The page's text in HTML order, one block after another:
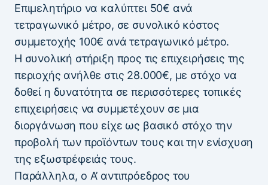
Επιμελητήριο να καλύπτει 50€ ανά
τετραγωνικό μέτρο, σε συνολικό κόστος
συμμετοχής 100€ ανά τετραγωνικό μέτρο.
Η συνολική στήριξη προς τις επιχειρήσεις της
περιοχής ανήλθε στις 28.000€, με στόχο να
δοθεί η δυνατότητα σε περισσότερες τοπικές
επιχειρήσεις να συμμετέχουν σε μια
διοργάνωση που είχε ως βασικό στόχο την
προβολή των προϊόντων τους και την ενίσχυση
της εξωστρέφειάς τους.
Παράλληλα, ο Α’ αντιπρόεδρος του